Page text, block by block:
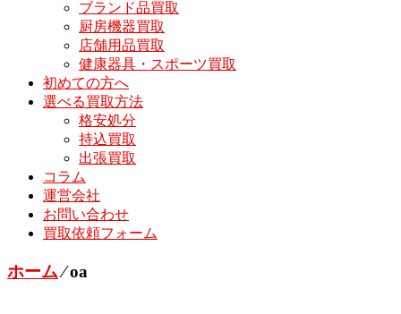
ブランド品買取
厨房機器買取
店舗用品買取
健康器具・スポーツ買取
初めての方へ
選べる買取方法
格安処分
持込買取
出張買取
コラム
運営会社
お問い合わせ
買取依頼フォーム
ホーム⁄oa